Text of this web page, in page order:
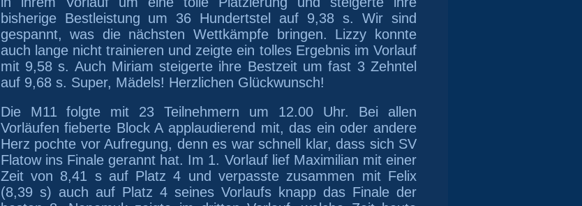
bisherige Bestleistung um 36 Hundertstel auf 9,38 s. Wir sind
gespannt, was die nächsten Wettkämpfe bringen. Lizzy konnte
auch lange nicht trainieren und zeigte ein tolles Ergebnis im Vorlauf
mit 9,58 s. Auch Miriam steigerte ihre Bestzeit um fast 3 Zehntel
auf 9,68 s. Super, Mädels! Herzlichen Glückwunsch!
Die M11 folgte mit 23 Teilnehmern um 12.00 Uhr. Bei allen
Vorläufen fieberte Block A applaudierend mit, das ein oder andere
Herz pochte vor Aufregung, denn es war schnell klar, dass sich SV
Flatow ins Finale gerannt hat. Im 1. Vorlauf lief Maximilian mit einer
Zeit von 8,41 s auf Platz 4 und verpasste zusammen mit Felix
(8,39 s) auch auf Platz 4 seines Vorlaufs knapp das Finale der